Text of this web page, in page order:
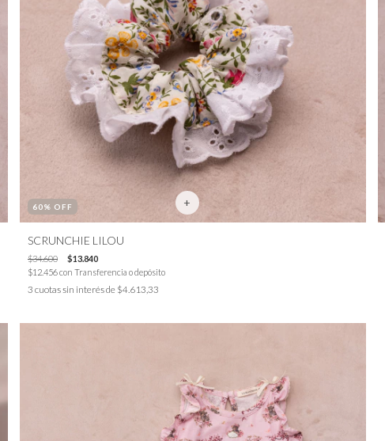
60% OFF
SCRUNCHIE LILOU
$34.600
$13.840
$12.456con Transferencia o depósito
3 cuotas sin interés de $4.613,33